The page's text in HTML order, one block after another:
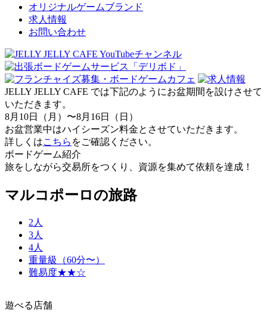
オリジナルゲームブランド
求人情報
お問い合わせ
JELLY JELLY CAFE では下記のようにお盆期間を設けさせて
いただきます。
8月10日（月）〜8月16日（日）
お盆営業中はハイシーズン料金とさせていただきます。
詳しくはこちら をご確認ください。
ボードゲーム紹介
旅をしながら交易所をつくり、資源を集めて依頼を達成！
マルコポーロの旅路
2人
3人
4人
重量級（60分〜）
難易度★★☆
遊べる店舗